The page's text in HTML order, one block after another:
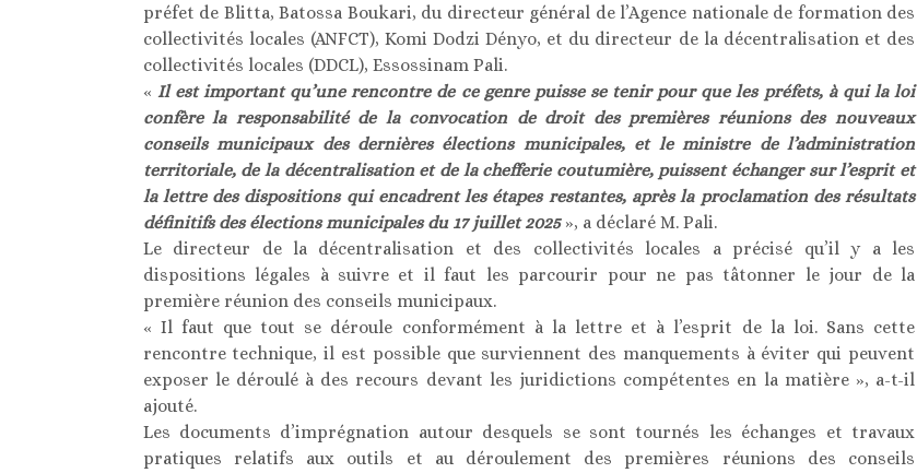
préfet de Blitta, Batossa Boukari, du directeur général de l’Agence nationale de formation des
collectivités locales (ANFCT), Komi Dodzi Dényo, et du directeur de la décentralisation et des
collectivités locales (DDCL), Essossinam Pali.
« Il est important qu’une rencontre de ce genre puisse se tenir pour que les préfets, à qui la loi
confère la responsabilité de la convocation de droit des premières réunions des nouveaux
conseils municipaux des dernières élections municipales, et le ministre de l’administration
territoriale, de la décentralisation et de la chefferie coutumière, puissent échanger sur l’esprit et
la lettre des dispositions qui encadrent les étapes restantes, après la proclamation des résultats
définitifs des élections municipales du 17 juillet 2025 », a déclaré M. Pali.
Le directeur de la décentralisation et des collectivités locales a précisé qu’il y a les
dispositions légales à suivre et il faut les parcourir pour ne pas tâtonner le jour de la
première réunion des conseils municipaux.
« Il faut que tout se déroule conformément à la lettre et à l’esprit de la loi. Sans cette
rencontre technique, il est possible que surviennent des manquements à éviter qui peuvent
exposer le déroulé à des recours devant les juridictions compétentes en la matière », a-t-il
ajouté.
Les documents d’imprégnation autour desquels se sont tournés les échanges et travaux
pratiques relatifs aux outils et au déroulement des premières réunions des conseils